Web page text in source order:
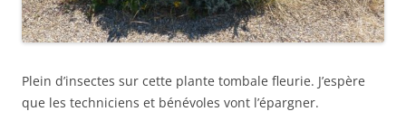
Plein d’insectes sur cette plante tombale fleurie. J’espère
que les techniciens et bénévoles vont l’épargner.